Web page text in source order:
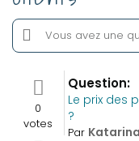
0
votes
Question:
Le prix des
?
Par